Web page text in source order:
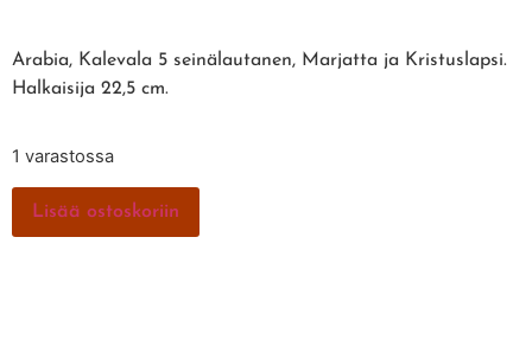
Arabia, Kalevala 5 seinälautanen, Marjatta ja Kristuslapsi.
Halkaisija 22,5 cm.
1 varastossa
Lisää ostoskoriin